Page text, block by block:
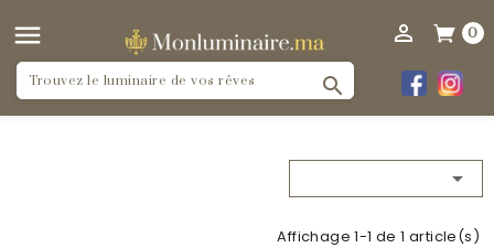
 0



Affichage 1-1 de 1 article(s)